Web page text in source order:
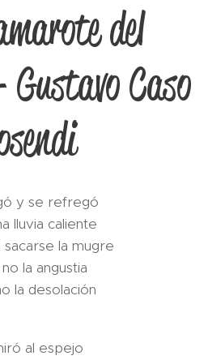
del
Caso
y se refregó
lluvia caliente
sacarse la mugre
la angustia
la desolación
al espejo